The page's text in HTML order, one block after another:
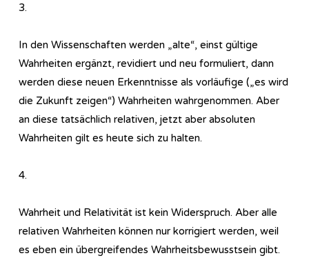
3.
In den Wissenschaften werden „alte“, einst gültige
Wahrheiten ergänzt, revidiert und neu formuliert, dann
werden diese neuen Erkenntnisse als vorläufige („es wird
die Zukunft zeigen“) Wahrheiten wahrgenommen. Aber
an diese tatsächlich relativen, jetzt aber absoluten
Wahrheiten gilt es heute sich zu halten.
4.
Wahrheit und Relativität ist kein Widerspruch. Aber alle
relativen Wahrheiten können nur korrigiert werden, weil
es eben ein übergreifendes Wahrheitsbewusstsein gibt.